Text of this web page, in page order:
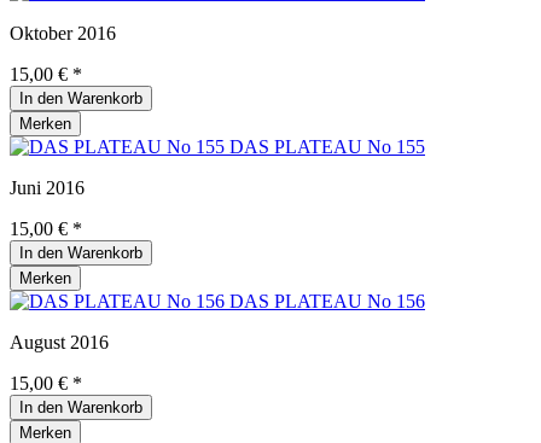
Oktober 2016
15,00 € *
In den Warenkorb
Merken
DAS PLATEAU No 155
Juni 2016
15,00 € *
In den Warenkorb
Merken
DAS PLATEAU No 156
August 2016
15,00 € *
In den Warenkorb
Merken